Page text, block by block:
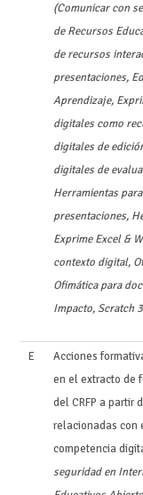
(Comunicar con
de Recursos
de recursos
presentaciones,
Aprendizaje,
digitales como
digitales de
digitales de
Herramientas
presentaciones,
Exprime Excel &
contexto digital,
Ofimática para
Impacto, Scratch
E
Acciones
en el extracto de
del CRFP a partir
relacionadas con
competencia
seguridad en